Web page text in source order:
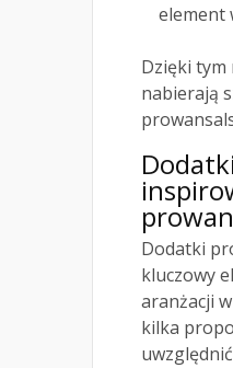
element
Dzięki
nabierają
Dodatki
Dodatki
kluczowy
aranżacji
kilka